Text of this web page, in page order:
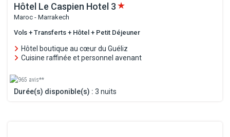
Hôtel Le Caspien Hotel 3
Maroc - Marrakech
Vols + Transferts + Hôtel + Petit Déjeuner
Hôtel boutique au cœur du Guéliz
Cuisine raffinée et personnel avenant
965 avis**
Durée(s) disponible(s) : 3 nuits